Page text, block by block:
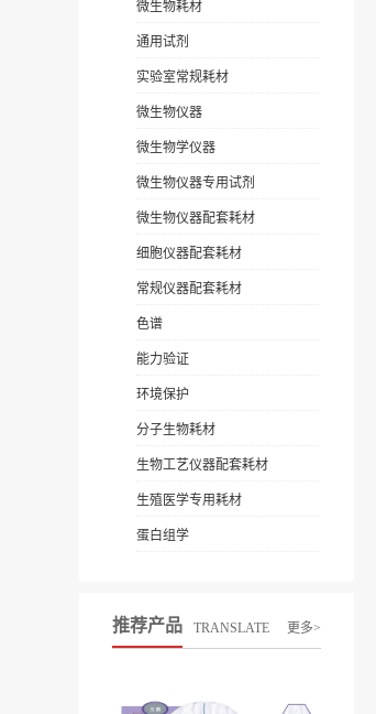
微生物耗材
通用试剂
实验室常规耗材
微生物仪器
微生物学仪器
微生物仪器专用试剂
微生物仪器配套耗材
细胞仪器配套耗材
常规仪器配套耗材
色谱
能力验证
环境保护
分子生物耗材
生物工艺仪器配套耗材
生殖医学专用耗材
蛋白组学
推荐产品 TRANSLATE 更多>